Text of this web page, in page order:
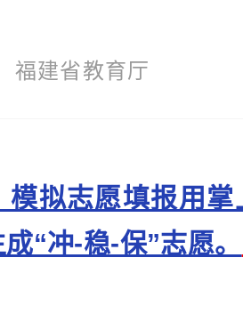
福建省教育厅
模拟志愿填报用
“冲-稳-保”志愿。